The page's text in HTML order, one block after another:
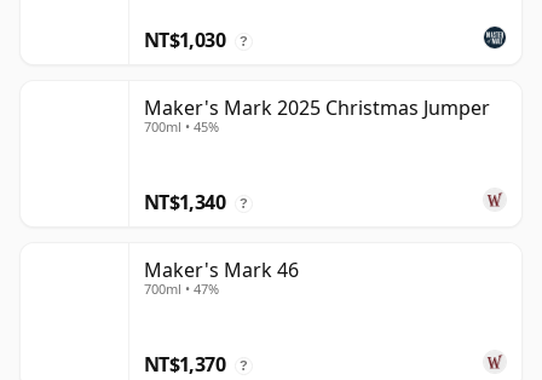
NT$1,030 ?
Maker's Mark 2025 Christmas Jumper
700ml • 45%
NT$1,340 ?
Maker's Mark 46
700ml • 47%
NT$1,370 ?